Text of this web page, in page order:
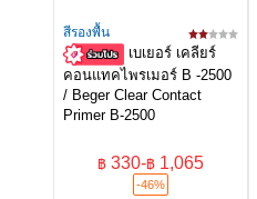
สีรองพื้น
เบเยอร์ เคลียร์
คอนแทคไพรเมอร์ B -2500
/ Beger Clear Contact
Primer B-2500
฿ 330-฿ 1,065
-46%